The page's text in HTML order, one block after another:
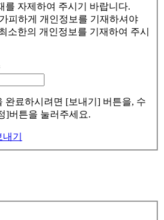
를 자제하여 주시기 바랍니다.
피하게 개인정보를 기재하셔야
소한의 개인정보를 기재하여 주시
완료하시려면 [보내기] 버튼을, 수
]버튼을 눌러주세요.
내기